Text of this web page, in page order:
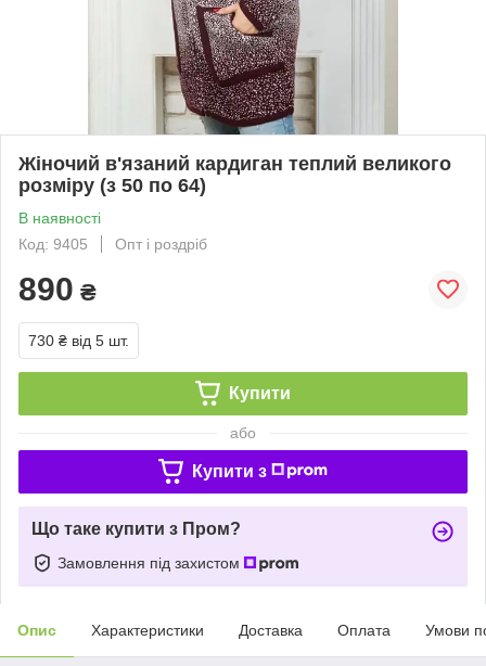
Жіночий в'язаний кардиган теплий великого
розміру (з 50 по 64)
В наявності
Код: 9405
Опт і роздріб
890 ₴
730 ₴ від 5 шт.
Купити
або
Купити з
Що таке купити з Пром?
Замовлення під захистом
Опис Характеристики Доставка Оплата Умови